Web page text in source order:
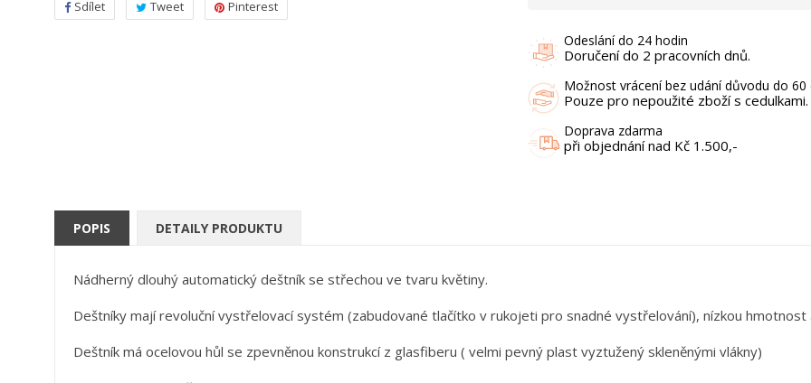
Sdílet Tweet Pinterest
Odeslání do 24 hodin
Doručení do 2 pracovních dnů.
Možnost vrácení bez udání důvodu do 60
Pouze pro nepoužité zboží s cedulkami.
Doprava zdarma
při objednání nad Kč 1.500,-
POPIS DETAILY PRODUKTU
Nádherný dlouhý automatický deštník se střechou ve tvaru květiny.
Deštníky mají revoluční vystřelovací systém (zabudované tlačítko v rukojeti pro snadné vystřelování), nízkou
Deštník má ocelovou hůl se zpevněnou konstrukcí z glasfiberu ( velmi pevný plast vyztužený skleněnými vlákny)